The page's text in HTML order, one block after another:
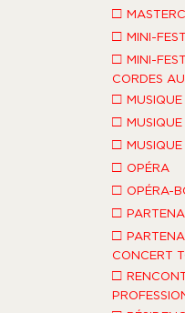
□
□ MINI-
□ MINI-
CORDES
□
□
□
□ OPÉRA
□ OPÉRA-
□
□
CONCERT
□